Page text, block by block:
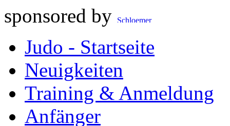
sponsored by
Judo - Startseite
Neuigkeiten
Training & Anmeldung
Anfänger